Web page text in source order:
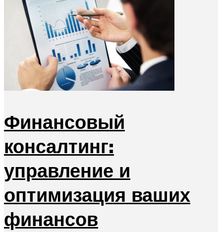
Финансовый
консалтинг:
управление и
оптимизация ваших
финансов